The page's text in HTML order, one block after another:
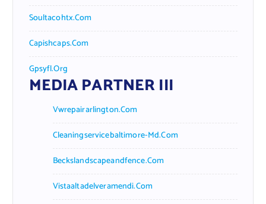
Soultacohtx.com
Capishcaps.com
Gpsyfl.org
MEDIA PARTNER III
Vwrepairarlington.com
Cleaningservicebaltimore-Md.com
Beckslandscapeandfence.com
Vistaaltadelveramendi.com